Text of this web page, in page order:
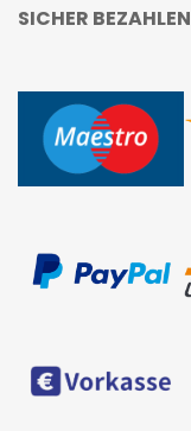
SICHER BEZAHLEN